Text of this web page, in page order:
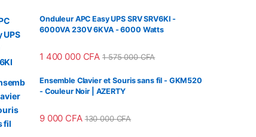
Onduleur APC Easy UPS SRV SRV6KI -
6000VA 230V 6KVA - 6000 Watts
1 400 000 CFA 1 575 000CFA
Ensemble Clavier et Souris sans fil - GKM520
- Couleur Noir | AZERTY
9 000 CFA 130 000CFA